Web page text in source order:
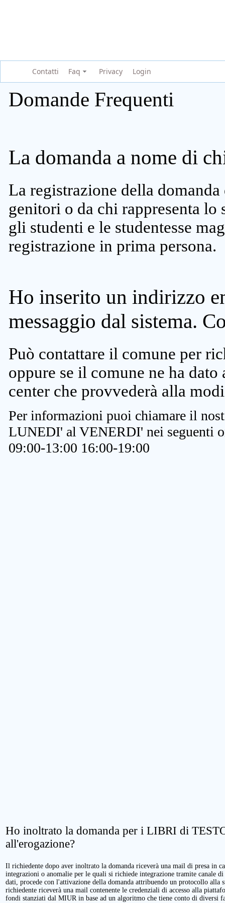
Contatti Faq Privacy Login
Domande Frequenti
La domanda a nome di
La registrazione della
genitori o da chi rappresenta lo
gli studenti e le studentesse
registrazione in prima persona.
Ho inserito un indirizzo
messaggio dal sistema.
Può contattare il comune per
oppure se il comune ne ha
center che provvederà alla
Per informazioni puoi chiamare il
LUNEDI' al VENERDI' nei seguenti
09:00-13:00 16:00-19:00
Ho inoltrato la domanda per i LIBRI di
all'erogazione?
Il richiedente dopo aver inoltrato la domanda riceverà una mail di presa in
integrazioni o anomalie per le quali si richiede integrazione tramite canale
dati, procede con l'attivazione della domanda attribuendo un protocollo alla
richiedente riceverà una mail contenente le credenziali di accesso alla
fondi stanziati dal MIUR in base ad un algoritmo che tiene conto di diversi